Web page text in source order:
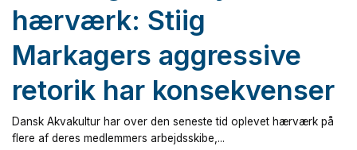
hærværk: Stiig
Markagers aggressive
retorik har konsekvenser
Dansk Akvakultur har over den seneste tid oplevet hærværk på
flere af deres medlemmers arbejdsskibe,...